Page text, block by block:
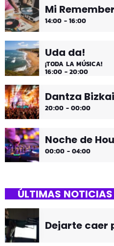
Mi Remember
14:00 - 16:00
Uda da!
¡TODA LA MÚSICA!
16:00 - 20:00
Dantza
20:00 - 00:00
Noche de
00:00 - 04:00
ÚLTIMAS NOTICIAS
Dejarte caer